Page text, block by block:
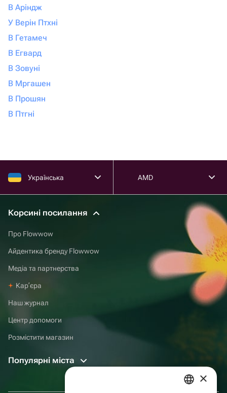
В Аріндж
У Верін Птхні
В Гетамеч
В Егвард
В Зовуні
В Мргашен
В Прошян
В Птгні
Українська AMD
Корсині посилання
Про Flowwow
Айдентика бренду Flowwow
Медіа та партнерства
Карʼєра
Наш журнал
Центр допомоги
Розмістити магазин
Популярні міста
×